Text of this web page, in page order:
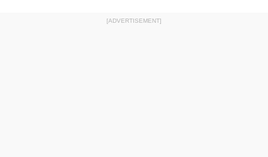
[ADVERTISEMENT]